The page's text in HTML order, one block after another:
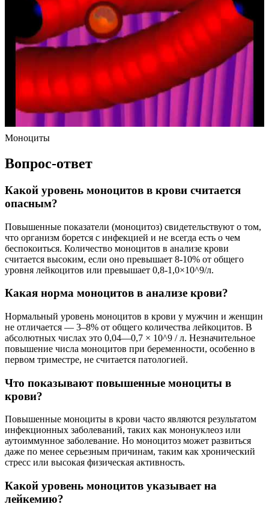
Моноциты
Вопрос-ответ
Какой уровень моноцитов в крови считается
опасным?
Повышенные показатели (моноцитоз) свидетельствуют о том,
что организм борется с инфекцией и не всегда есть о чем
беспокоиться. Количество моноцитов в анализе крови
считается высоким, если оно превышает 8-10% от общего
уровня лейкоцитов или превышает 0,8-1,0×10^9/л.
Какая норма моноцитов в анализе крови?
Нормальный уровень моноцитов в крови у мужчин и женщин
не отличается — 3–8% от общего количества лейкоцитов. В
абсолютных числах это 0,04—0,7 × 10^9 / л. Незначительное
повышение числа моноцитов при беременности, особенно в
первом триместре, не считается патологией.
Что показывают повышенные моноциты в
крови?
Повышенные моноциты в крови часто являются результатом
инфекционных заболеваний, таких как мононуклеоз или
аутоиммунное заболевание. Но моноцитоз может развиться
даже по менее серьезным причинам, таким как хронический
стресс или высокая физическая активность.
Какой уровень моноцитов указывает на
лейкемию?